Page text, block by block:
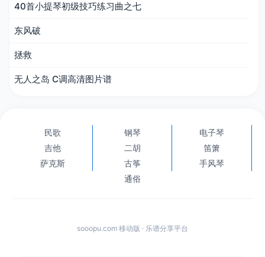
40首小提琴初级技巧练习曲之七
东风破
拯救
无人之岛 C调高清图片谱
民歌 钢琴
电子琴
吉他
二胡
笛箫
萨克斯
古筝
手风琴
通俗
sooopu.com 移动版 · 乐谱分享平台